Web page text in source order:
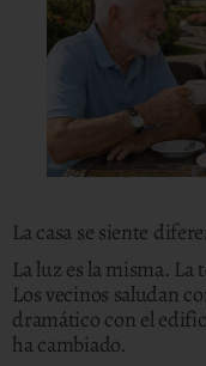
La casa se siente
La luz es la misma. La
Los vecinos saludan
dramático con el
ha cambiado.